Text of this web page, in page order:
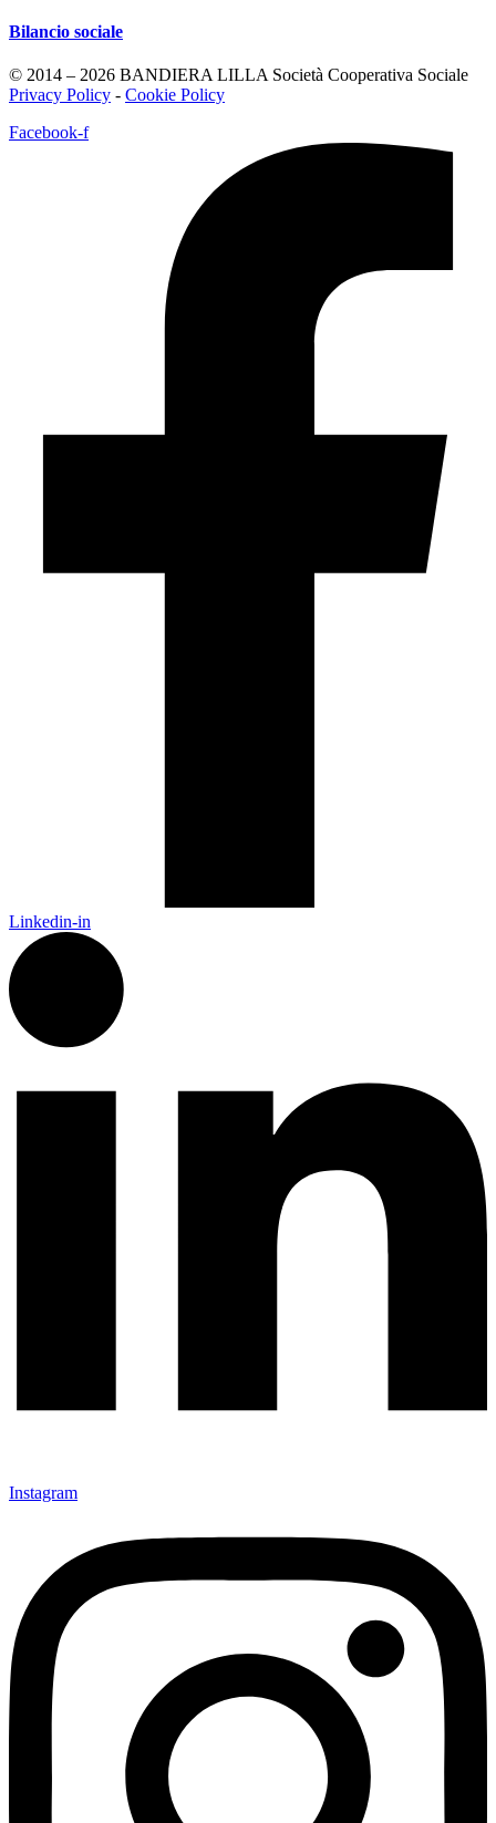
Bilancio sociale
© 2014 – 2026 BANDIERA LILLA Società Cooperativa Sociale
Privacy Policy - Cookie Policy
Facebook-f
Linkedin-in
Instagram